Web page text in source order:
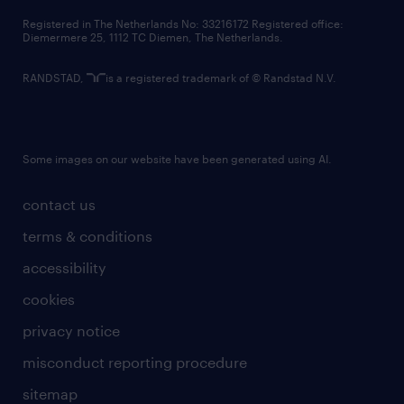
contact us
terms & conditions
accessibility
cookies
privacy notice
misconduct reporting procedure
sitemap
Registered in The Netherlands No: 33216172 Registered office:
Diemermere 25, 1112 TC Diemen, The Netherlands.
RANDSTAD, is a registered trademark of © Randstad N.V.
Some images on our website have been generated using AI.